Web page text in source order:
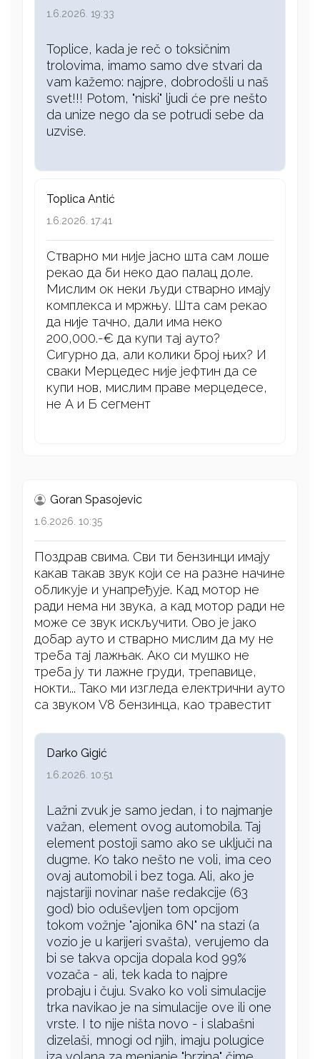
1.6.2026. 19:33
Toplice, kada je reč o toksičnim
trolovima, imamo samo dve stvari da
vam kažemo: najpre, dobrodošli u naš
svet!!! Potom, "niski" ljudi će pre nešto
da unize nego da se potrudi sebe da
uzvise.
Toplica Antić
1.6.2026. 17:41
Стварно ми није јасно шта сам лоше
рекао да би неко дао палац доле.
Мислим ок неки људи стварно имају
комплекса и мржњу. Шта сам рекао
да није тачно, дали има неко
200,000.-€ да купи тај ауто?
Сигурно да, али колики број њих? И
сваки Мерцедес није јефтин да се
купи нов, мислим праве мерцедесе,
не А и Б сегмент
Goran Spasojevic
1.6.2026. 10:35
Поздрав свима. Сви ти бензинци имају
какав такав звук који се на разне начине
обликује и унапређује. Кад мотор не
ради нема ни звука, а кад мотор ради не
може се звук искључити. Ово је јако
добар ауто и стварно мислим да му не
треба тај лажњак. Ако си мушко не
треба ју ти лажне груди, трепавице,
нокти... Тако ми изгледа електрични ауто
са звуком V8 бензинца, као травестит
Darko Gigić
1.6.2026. 10:51
Lažni zvuk je samo jedan, i to najmanje
važan, element ovog automobila. Taj
element postoji samo ako se uključi na
dugme. Ko tako nešto ne voli, ima ceo
ovaj automobil i bez toga. Ali, ako je
najstariji novinar naše redakcije (63
god) bio oduševljen tom opcijom
tokom vožnje "ajonika 6N" na stazi (a
vozio je u karijeri svašta), verujemo da
bi se takva opcija dopala kod 99%
vozača - ali, tek kada to najpre
probaju i čuju. Svako ko voli simulacije
trka navikao je na simulacije ove ili one
vrste. I to nije ništa novo - i slabašni
dizelaši, mnogi od njih, imaju polugice